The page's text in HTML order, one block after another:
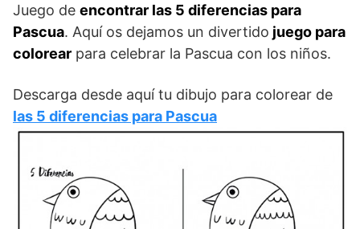
Juego de encontrar las 5 diferencias para
Pascua. Aquí os dejamos un divertido juego para
colorear para celebrar la Pascua con los niños.
Descarga desde aquí tu dibujo para colorear de
las 5 diferencias para Pascua